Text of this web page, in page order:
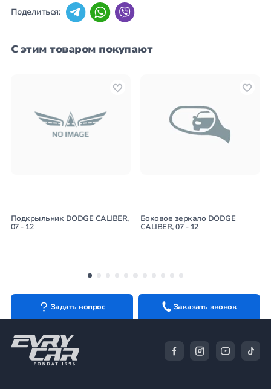
Поделиться:
С этим товаром покупают
Подкрыльник DODGE CALIBER,
07 - 12
Боковое зеркало DODGE
CALIBER, 07 - 12
Задать вопрос Заказать звонок